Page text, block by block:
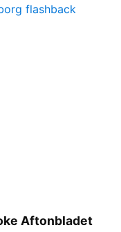
flashback
Aftonbladet